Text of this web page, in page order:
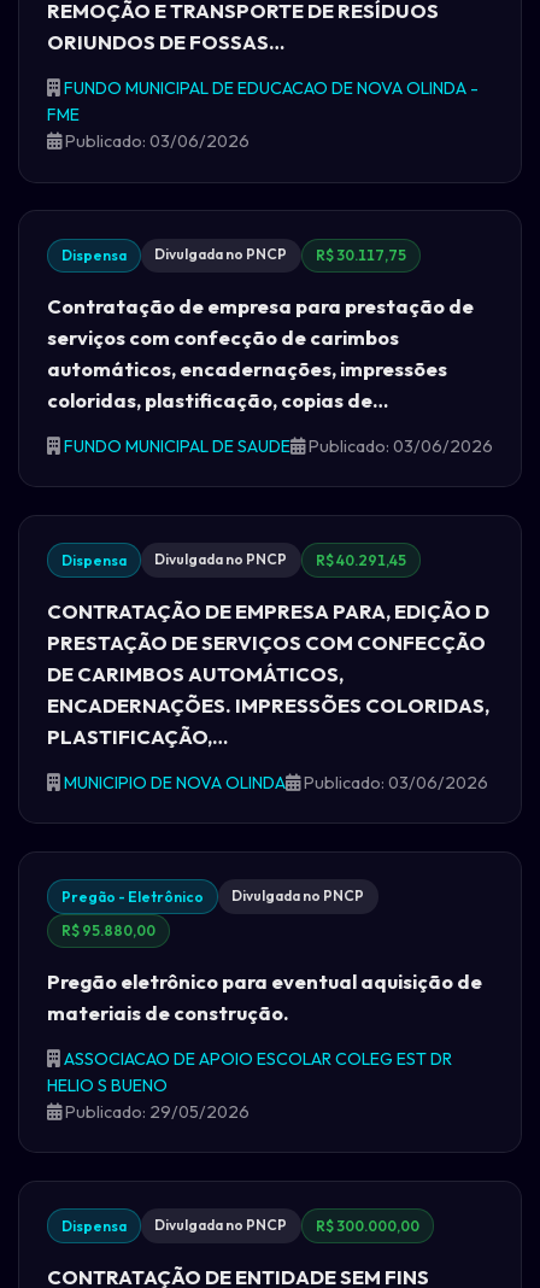
REMOÇÃO E TRANSPORTE DE RESÍDUOS
ORIUNDOS DE FOSSAS…
FUNDO MUNICIPAL DE EDUCACAO DE NOVA OLINDA -
FME
Publicado: 03/06/2026
Dispensa Divulgada no PNCP R$ 30.117,75
Contratação de empresa para prestação de
serviços com confecção de carimbos
automáticos, encadernações, impressões
coloridas, plastificação, copias de…
FUNDO MUNICIPAL DE SAUDE Publicado: 03/06/2026
Dispensa Divulgada no PNCP R$ 40.291,45
CONTRATAÇÃO DE EMPRESA PARA, EDIÇÃO D
PRESTAÇÃO DE SERVIÇOS COM CONFECÇÃO
DE CARIMBOS AUTOMÁTICOS,
ENCADERNAÇÕES. IMPRESSÕES COLORIDAS,
PLASTIFICAÇÃO,…
MUNICIPIO DE NOVA OLINDA Publicado: 03/06/2026
Pregão - Eletrônico
Divulgada no PNCP
R$ 95.880,00
Pregão eletrônico para eventual aquisição de
materiais de construção.
ASSOCIACAO DE APOIO ESCOLAR COLEG EST DR
HELIO S BUENO
Publicado: 29/05/2026
Dispensa Divulgada no PNCP R$ 300.000,00
CONTRATAÇÃO DE ENTIDADE SEM FINS